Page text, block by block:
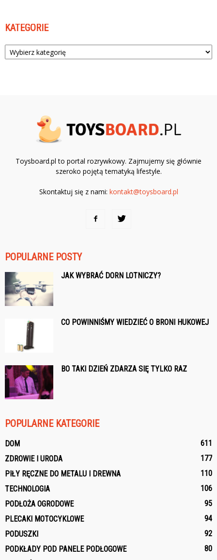
KATEGORIE
Kategorie
Toysboard.pl to portal rozrywkowy. Zajmujemy się głównie
szeroko pojętą tematyką lifestyle.
Skontaktuj się z nami: kontakt@toysboard.pl
POPULARNE POSTY
JAK WYBRAĆ DORN LOTNICZY?
CO POWINNIŚMY WIEDZIEĆ O BRONI HUKOWEJ
BO TAKI DZIEŃ ZDARZA SIĘ TYLKO RAZ
POPULARNE KATEGORIE
DOM
611
ZDROWIE I URODA
177
PIŁY RĘCZNE DO METALU I DREWNA
110
TECHNOLOGIA
106
PODŁOŻA OGRODOWE
95
PLECAKI MOTOCYKLOWE
94
PODUSZKI
92
PODKŁADY POD PANELE PODŁOGOWE
80